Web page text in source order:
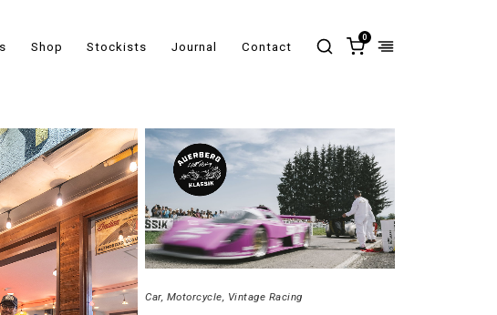
Shop Stockists Journal Contact
0
Car Motorcycle Vintage Racing